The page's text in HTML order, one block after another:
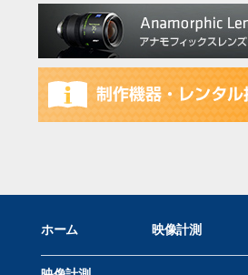
ホーム 映像計測